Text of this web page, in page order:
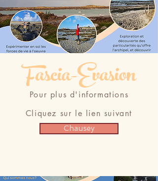
Fascia-Evasion
Pour plus d'informations
Cliquez sur le lien suivant
Chausey